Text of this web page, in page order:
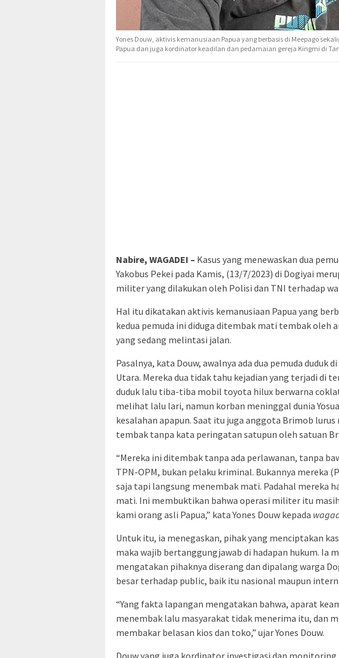
Yones Douw, aktivis kemanusiaan Papua yang berbasis di Meepago
Papua dan juga kordinator keadilan dan pedamaian gereja Kingmi di
Nabire, WAGADEI – Kasus yang menewaskan dua
Yakobus Pekei pada Kamis, (13/7/2023) di Dogiyai
militer yang dilakukan oleh Polisi dan TNI terhadap
Hal itu dikatakan aktivis kemanusiaan Papua yang
kedua pemuda ini diduga ditembak mati tembak oleh
yang sedang melintasi jalan.
Pasalnya, kata Douw, awalnya ada dua pemuda duduk
Utara. Mereka dua tidak tahu kejadian yang terjadi di
duduk lalu tiba-tiba mobil toyota hilux berwarna
melihat lalu lari, namun korban meninggal dunia
kesalahan apapun. Saat itu juga anggota Brimob
tembak tanpa kata peringatan satupun oleh satuan
“Mereka ini ditembak tanpa ada perlawanan, tanpa
TPN-OPM, bukan pelaku kriminal. Bukannya mereka
saja tapi langsung menembak mati. Padahal mereka
mati. Ini membuktikan bahwa operasi militer itu
kami orang asli Papua,” kata Yones Douw kepada
Untuk itu, ia menegaskan, pihak yang menciptakan
maka wajib bertanggungjawab di hadapan hukum. Ia
mengatakan pihaknya diserang dan dipalang warga
besar terhadap public, baik itu nasional maupun
“Yang fakta lapangan mengatakan bahwa, aparat
menembak lalu masyarakat tidak menerima itu, dan
membakar belasan kios dan toko,” ujar Yones Douw.
Douw yang juga kordinator investigasi dan